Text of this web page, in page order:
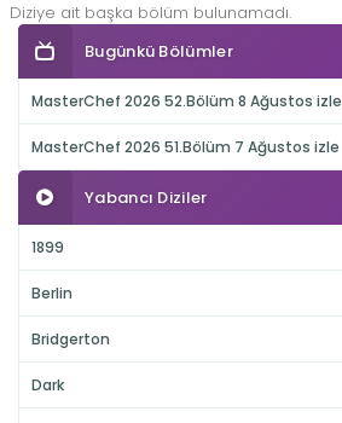
Diziye ait başka bölüm bulunamadı.
Bugünkü Bölümler
MasterChef 2026 52.Bölüm 8 Ağustos izle
MasterChef 2026 51.Bölüm 7 Ağustos izle
Yabancı Diziler
1899
Berlin
Bridgerton
Dark